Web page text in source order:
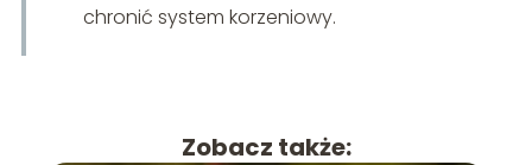
chronić system korzeniowy.
Zobacz także: